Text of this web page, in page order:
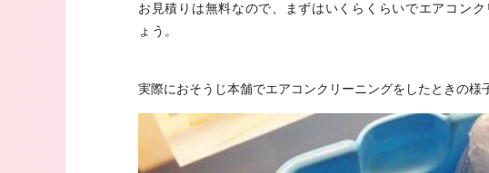
お見積りは無料なので、まずはいくらくらいでエアコン
ょう。
実際におそうじ本舗でエアコンクリーニングをしたときの様